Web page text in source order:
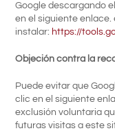
Google descargando
en el siguiente enlace.
instalar: https://
Objeción contra la
Puede evitar que
clic en el siguiente
exclusión voluntaria
futuras visitas a este